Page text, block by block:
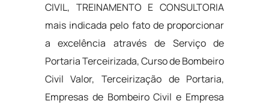
CIVIL, TREINAMENTO E CONSULTORIA
mais indicada pelo fato de proporcionar
a excelência através de Serviço de
Portaria Terceirizada, Curso de Bombeiro
Civil Valor, Terceirização de Portaria,
Empresas de Bombeiro Civil e Empresa